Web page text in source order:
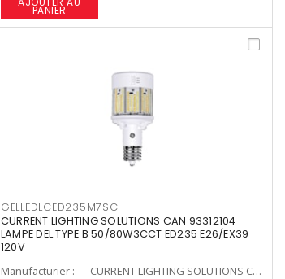
PANIER
GELLEDLCED235M7SC
CURRENT LIGHTING SOLUTIONS CAN 93312104
LAMPE DEL TYPE B 50/80W3CCT ED235 E26/EX39
120V
Manufacturier :
CURRENT LIGHTING SOLUTIONS CAN